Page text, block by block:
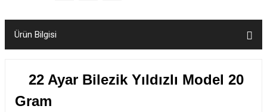
Ürün Bilgisi
22 Ayar Bilezik Yıldızlı Model 20
Gram